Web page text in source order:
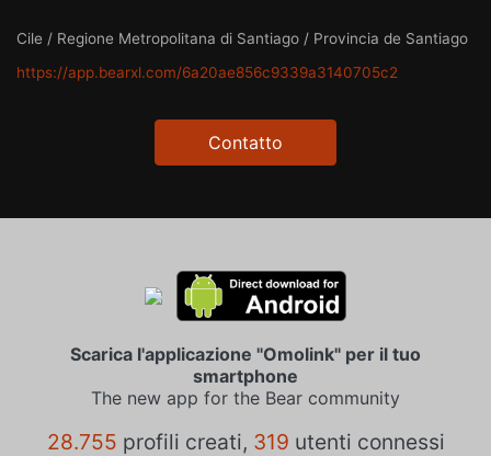
Cile / Regione Metropolitana di Santiago / Provincia de Santiago
https://app.bearxl.com/6a20ae856c9339a3140705c2
Contatto
Scarica l'applicazione "Omolink" per il tuo
smartphone
The new app for the Bear community
28.755 profili creati, 319 utenti connessi